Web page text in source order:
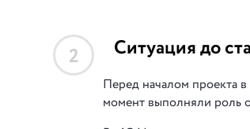
2 Ситуация до
Перед началом
момент выполняли роль